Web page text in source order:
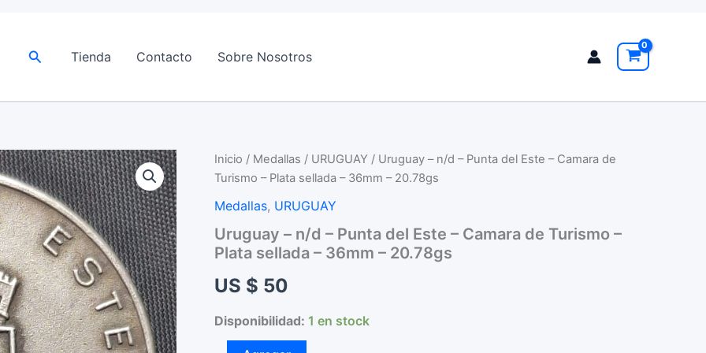
BuscarTienda Contacto Sobre Nosotros
Inicio / Medallas / URUGUAY / Uruguay – n/d – Punta del Este – Camara de
Turismo – Plata sellada – 36mm – 20.78gs
Medallas, URUGUAY
Uruguay – n/d – Punta del Este – Camara de Turismo –
Plata sellada – 36mm – 20.78gs
US $ 50
Disponibilidad: 1 en stock
Uruguay